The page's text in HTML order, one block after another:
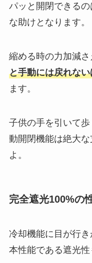
パッと開閉できる
な助けとなります。
縮める時の力加減さ
と手動には戻れな
ます。
子供の手を引いて
動開閉機能は絶大
よ。
完全遮光100%の
冷却機能に目が行
本性能である遮光性